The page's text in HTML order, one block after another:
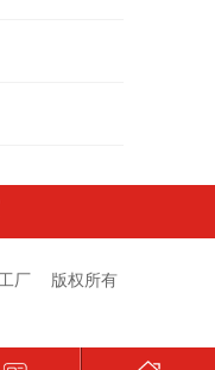
厂
版权所有